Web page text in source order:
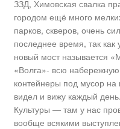
ЗЗД, Химовская свалка
городом ещё много
парков, скверов, очень
последнее время, так как
новый мост называется
«Волга»- всю
контейнеры под мусор
видел и вижу каждый
Культуры — там у нас
вообще всякими